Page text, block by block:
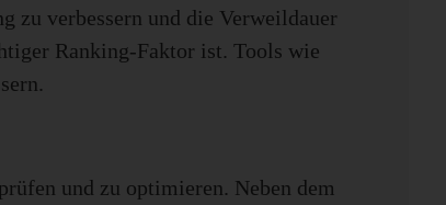
zu verbessern und die Verweildauer
Ranking-Faktor ist. Tools wie
und zu optimieren. Neben dem